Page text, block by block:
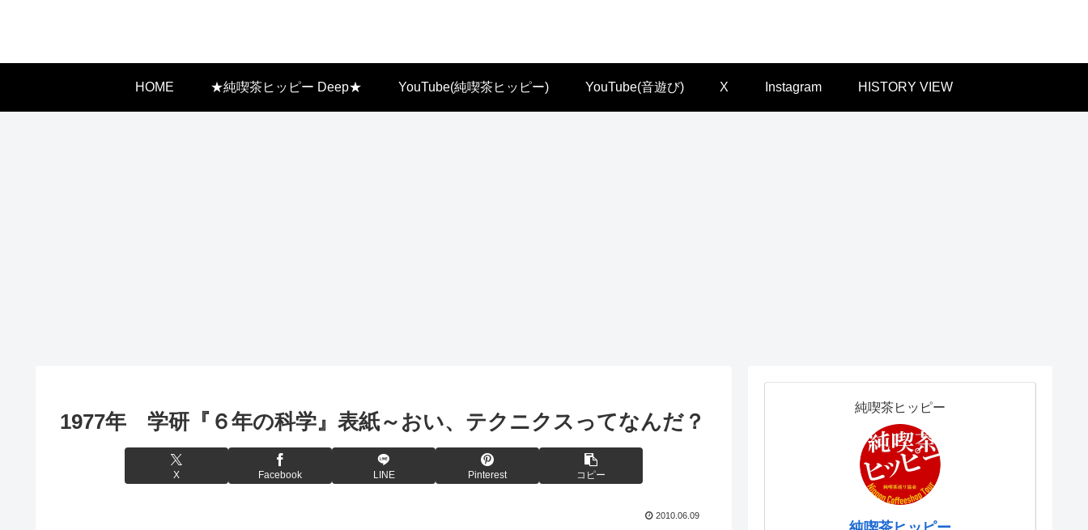
HOME ★純喫茶ヒッピー Deep★ YouTube(純喫茶ヒッピー) YouTube(音遊び) X Instagram HISTORY VIEW
1977年 学研『６年の科学』表紙～おい、テクニクスってなんだ？
X Facebook LINE Pinterest コピー
2010.06.09
純喫茶ヒッピー